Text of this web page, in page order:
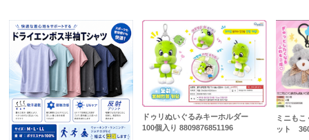
ドゥリぬいぐるみキーホルダー
100個入り 8809876851196
ミニもこ
ット